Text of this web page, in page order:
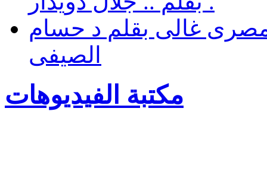
غالى بقلم د حسام
الصيفى
مكتبة الفيديوهات